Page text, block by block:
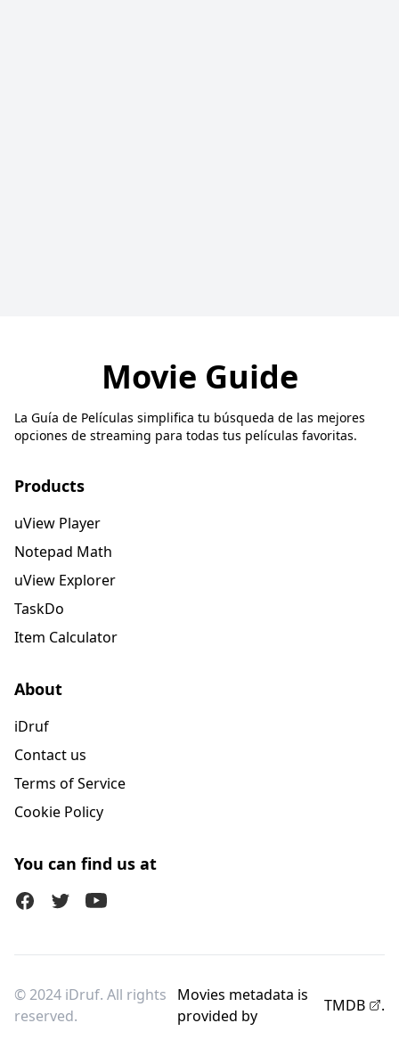
Movie Guide
La Guía de Películas simplifica tu búsqueda de las mejores
opciones de streaming para todas tus películas favoritas.
Products
uView Player
Notepad Math
uView Explorer
TaskDo
Item Calculator
About
iDruf
Contact us
Terms of Service
Cookie Policy
You can find us at
FacebookTwitter (X)Youtube
© 2024 iDruf. All rights
reserved.
Movies metadata is
provided by
TMDB .